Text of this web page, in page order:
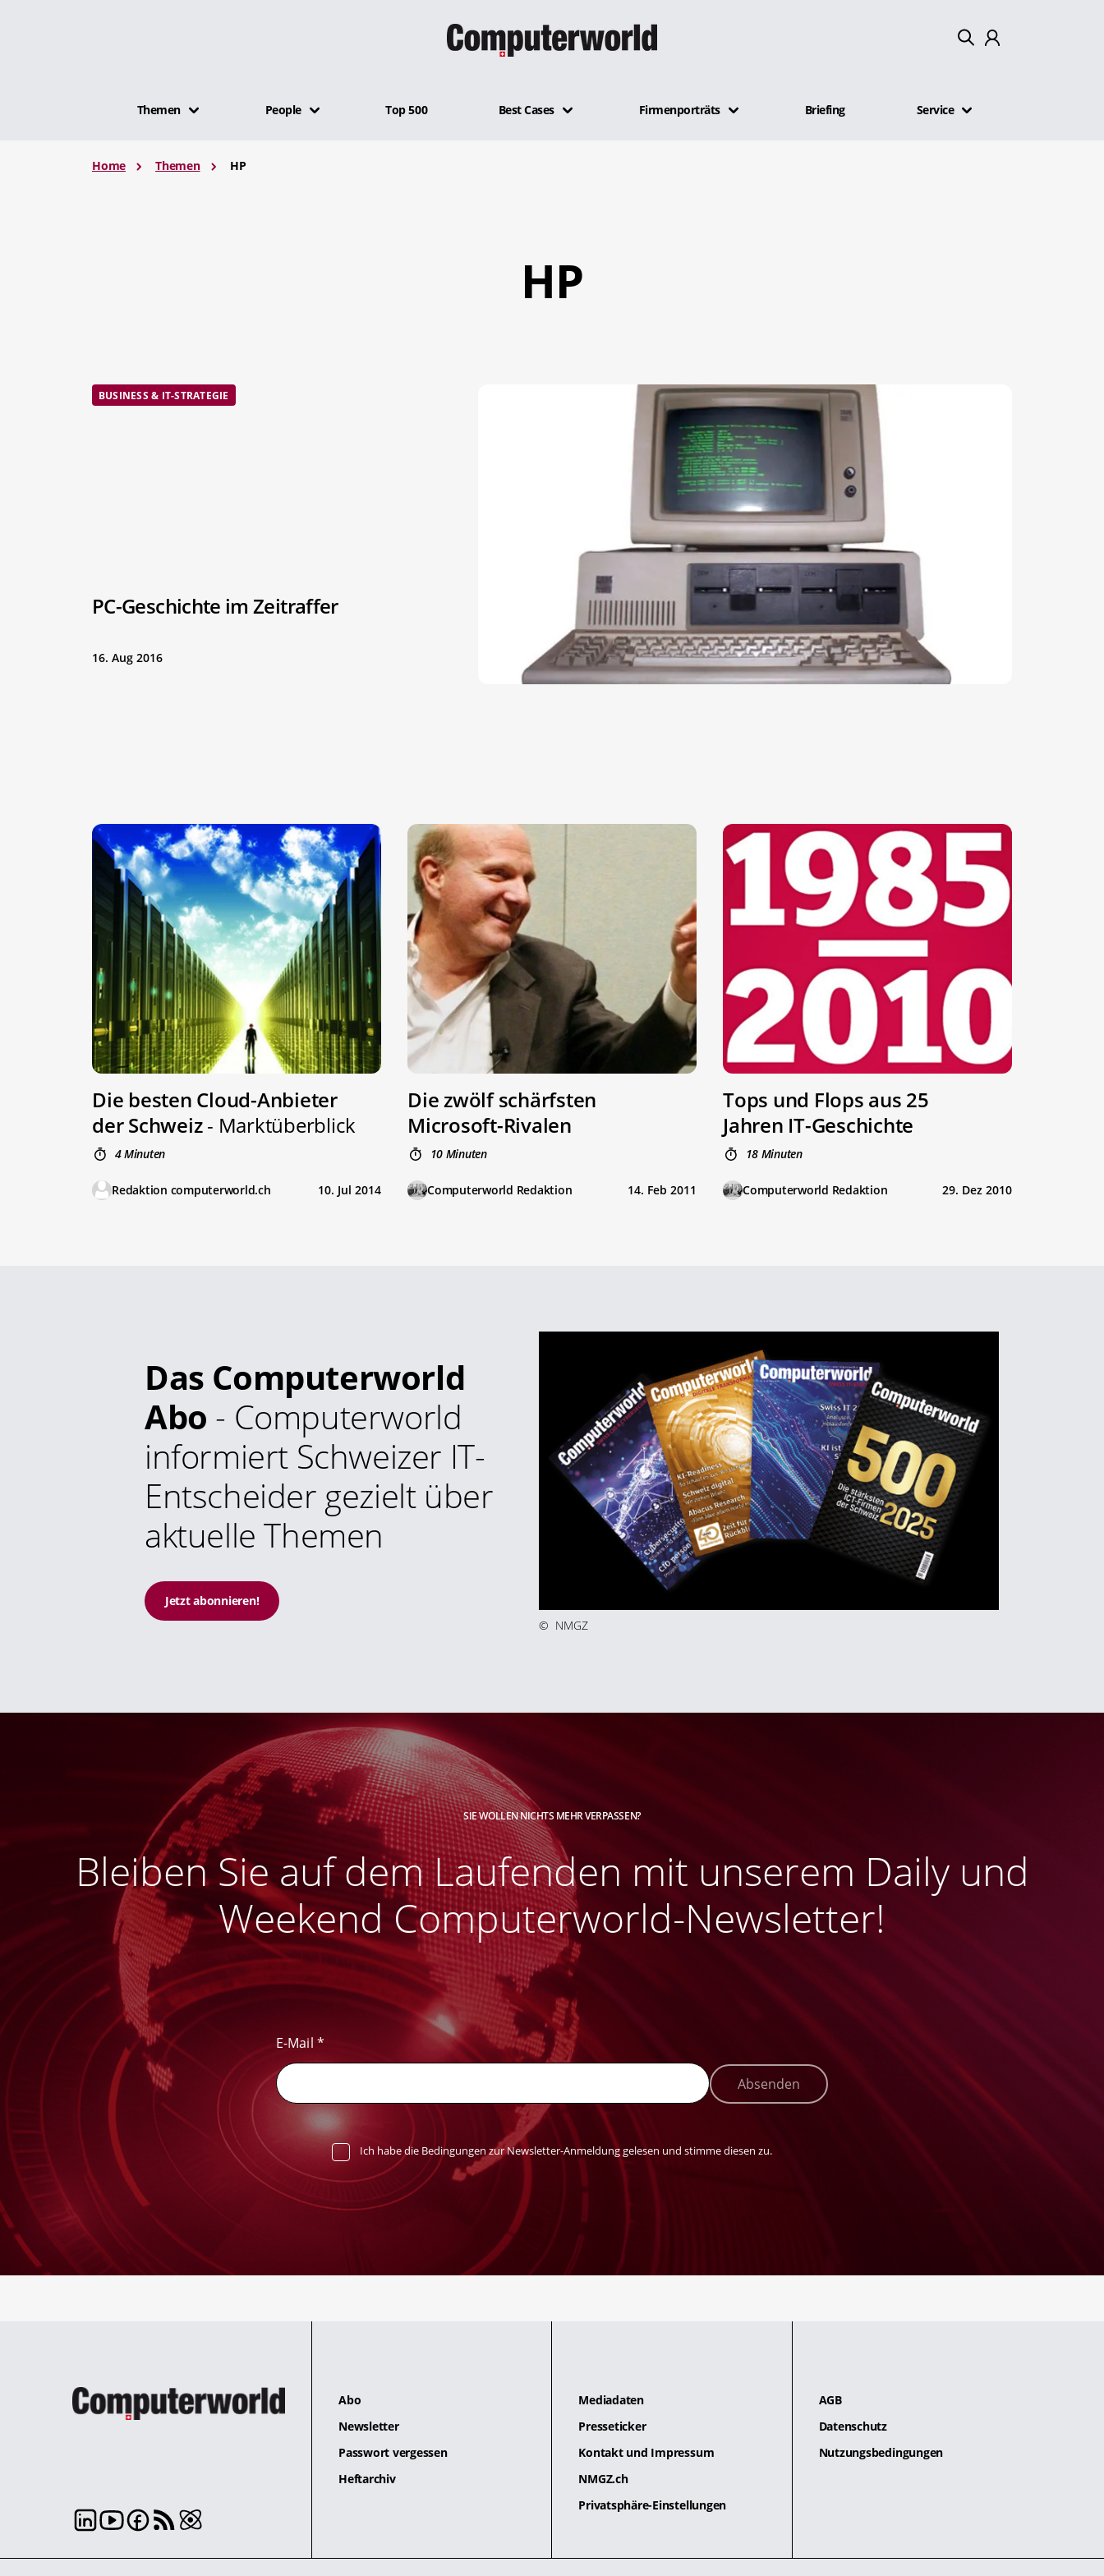
Themen People Top 500 Best Cases Firmenporträts Briefing Service
Home Themen HP
HP
BUSINESS & IT-STRATEGIE
PC-Geschichte im Zeitraffer
16. Aug 2016
Die besten Cloud-Anbieter
der Schweiz- Marktüberblick
4 Minuten
Redaktion computerworld.ch 10. Jul 2014
Die zwölf schärfsten
Microsoft-Rivalen
10 Minuten
Computerworld Redaktion 14. Feb 2011
Tops und Flops aus 25
Jahren IT-Geschichte
18 Minuten
Computerworld Redaktion 29. Dez 2010
© NMGZ
Das Computerworld
Abo - Computerworld
informiert Schweizer IT-
Entscheider gezielt über
aktuelle Themen
Jetzt abonnieren!
SIE WOLLEN NICHTS MEHR VERPASSEN?
Bleiben Sie auf dem Laufenden mit unserem Daily und
Weekend Computerworld-Newsletter!
E-Mail *
Absenden
Ich habe die Bedingungen zur Newsletter-Anmeldung gelesen und stimme diesen zu.
Abo
Newsletter
Passwort vergessen
Heftarchiv
Mediadaten
Presseticker
Kontakt und Impressum
NMGZ.ch
Privatsphäre-Einstellungen
AGB
Datenschutz
Nutzungsbedingungen